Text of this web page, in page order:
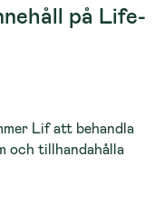
på Life-
Lif att behandla
och tillhandahålla